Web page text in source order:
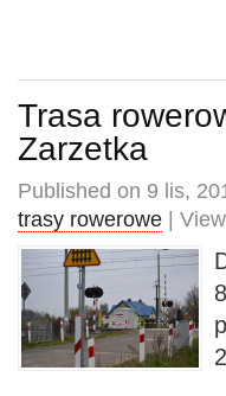
Trasa
Zarzetka
Published on 9 lis,
trasy rowerowe |